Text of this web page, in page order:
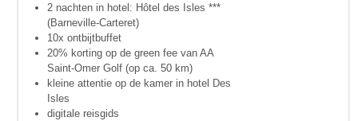
2 nachten in hotel: Hôtel des Isles ***
(Barneville-Carteret)
10x ontbijtbuffet
20% korting op de green fee van AA
Saint-Omer Golf (op ca. 50 km)
kleine attentie op de kamer in hotel Des
Isles
digitale reisgids